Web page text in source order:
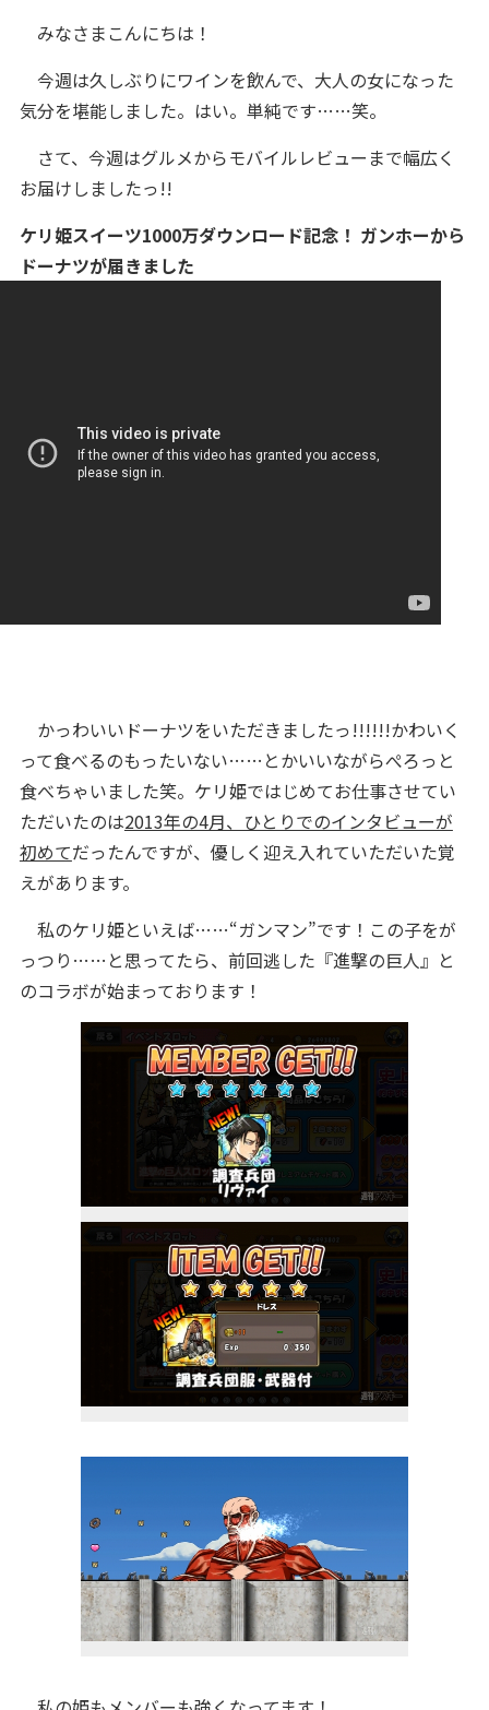
みなさまこんにちは！
今週は久しぶりにワインを飲んで、大人の女になった
気分を堪能しました。はい。単純です……笑。
さて、今週はグルメからモバイルレビューまで幅広く
お届けしましたっ!!
ケリ姫スイーツ1000万ダウンロード記念！ ガンホーから
ドーナツが届きました
かっわいいドーナツをいただきましたっ!!!!!!かわいく
って食べるのもったいない……とかいいながらぺろっと
食べちゃいました笑。ケリ姫ではじめてお仕事させてい
ただいたのは2013年の4月、ひとりでのインタビューが
初めてだったんですが、優しく迎え入れていただいた覚
えがあります。
私のケリ姫といえば……“ガンマン”です！この子をが
っつり……と思ってたら、前回逃した『進撃の巨人』と
のコラボが始まっております！